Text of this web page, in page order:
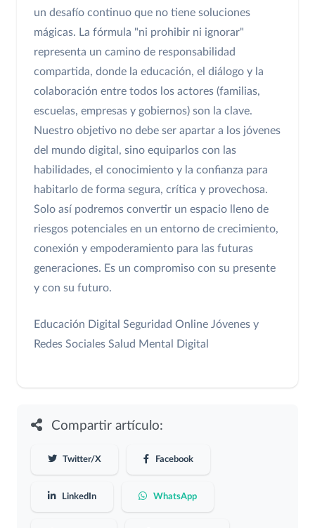
un desafío continuo que no tiene soluciones
mágicas. La fórmula "ni prohibir ni ignorar"
representa un camino de responsabilidad
compartida, donde la educación, el diálogo y la
colaboración entre todos los actores (familias,
escuelas, empresas y gobiernos) son la clave.
Nuestro objetivo no debe ser apartar a los jóvenes
del mundo digital, sino equiparlos con las
habilidades, el conocimiento y la confianza para
habitarlo de forma segura, crítica y provechosa.
Solo así podremos convertir un espacio lleno de
riesgos potenciales en un entorno de crecimiento,
conexión y empoderamiento para las futuras
generaciones. Es un compromiso con su presente
y con su futuro.
Educación Digital Seguridad Online Jóvenes y
Redes Sociales Salud Mental Digital
Compartir artículo:
Twitter/X Facebook
LinkedIn WhatsApp